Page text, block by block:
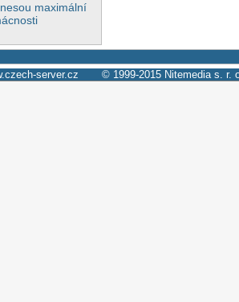
maximální
server.cz © 1999-2015 Nitemedia s. r.